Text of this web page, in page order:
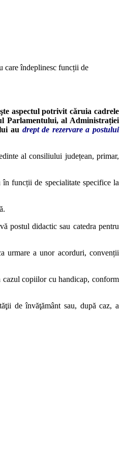
care îndeplinesc funcții de
aspectul potrivit căruia cadrele
Parlamentului, al Administrației
au drept de rezervare a postului
al consiliului județean, primar,
în funcții de specialitate specifice la
postul didactic sau catedra pentru
urmare a unor acorduri, convenții
copiilor cu handicap, conform
de învăţământ sau, după caz, a